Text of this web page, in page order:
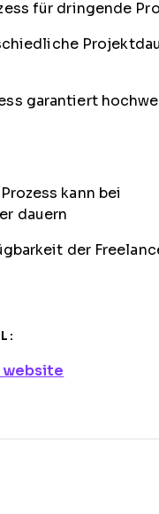
für dringende
garantiert
kann bei
dauern
der
website